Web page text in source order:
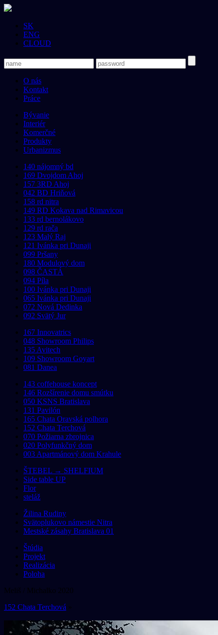
SK
ENG
CLOUD
O nás
Kontakt
Práce
Bývanie
Interiér
Komerčné
Produkty
Urbanizmus
140 nájomný bd
169 Dvojdom Ahoj
157 3RD Ahoj
042 BD Hriňová
158 rd nitra
149 RD Kokava nad Rimavicou
133 rd bernolákovo
129 rd rača
123 Malý Raj
121 Ivánka pri Dunaji
099 Pršany
180 Modulový dom
098 ČASTÁ
094 Píla
100 Ivánka pri Dunaji
065 Ivánka pri Dunaji
072 Nová Dedinka
092 Svätý Jur
167 Innovatrics
048 Showroom Philips
135 Avitech
109 Showroom Goyart
081 Danea
143 coffehouse koncept
146 Rozšírenie domu smútku
050 KSNS Bratislava
131 Pavilón
165 Chata Oravská polhora
152 Chata Terchová
070 Požiarna zbrojnica
020 Polyfunkčný dom
003 Apartmánový dom Krahule
ŠTEBEL → SHELFIUM
Side table UP
Flor
steláž
Žilina Rudiny
Svätoplukovo námestie Nitra
Mestské zásahy Bratislava 01
Štúdia
Projekt
Realizácia
Poloha
Meliš / Michalko 2020
152 Chata Terchová »